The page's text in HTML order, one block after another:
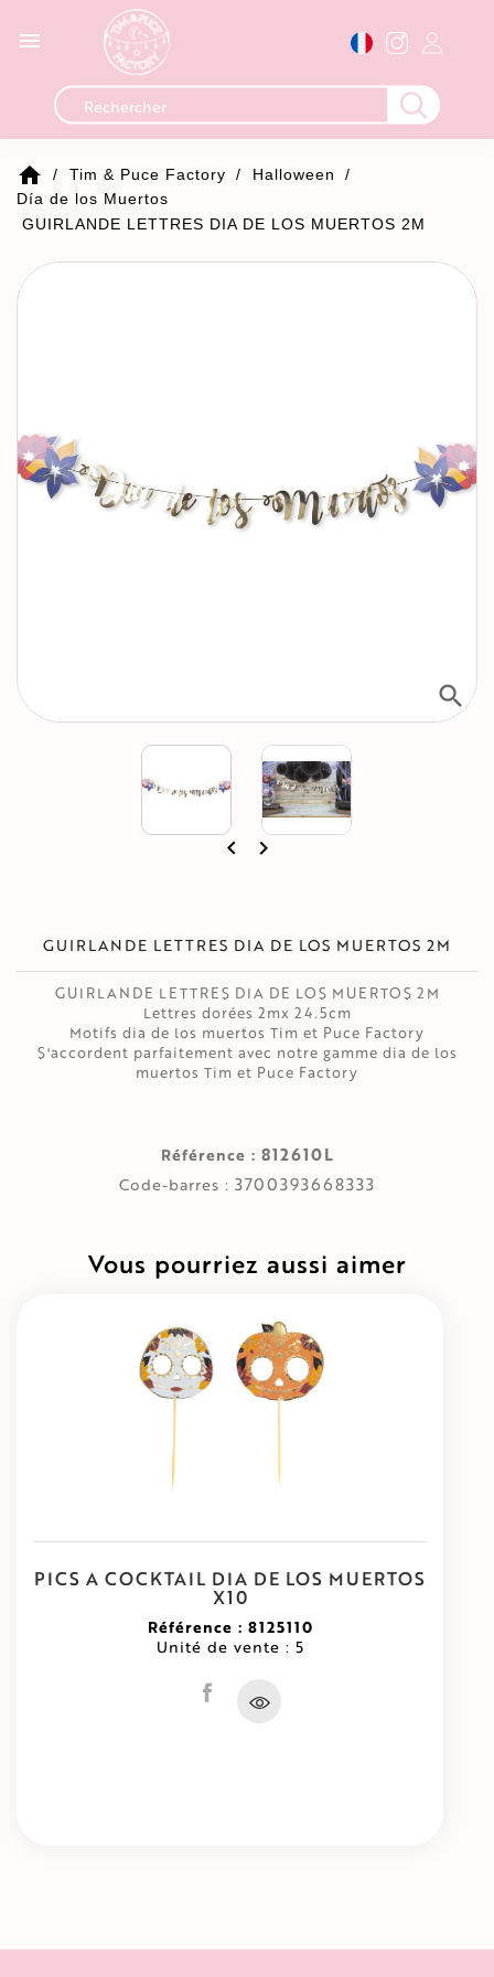

home Tim & Puce Factory
Halloween
Día de los Muertos
GUIRLANDE LETTRES DIA DE LOS MUERTOS 2M
search
 
GUIRLANDE LETTRES DIA DE LOS MUERTOS 2M
GUIRLANDE LETTRES DIA DE LOS MUERTOS 2M
Lettres dorées 2mx 24.5cm
Motifs dia de los muertos Tim et Puce Factory
S'accordent parfaitement avec notre gamme dia de los
muertos Tim et Puce Factory
Référence : 812610L
Code-barres : 3700393668333
Vous pourriez aussi aimer
PICS A COCKTAIL DIA DE LOS MUERTOS
X10
Référence : 8125110
Unité de vente : 5